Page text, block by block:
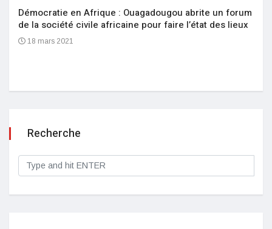
Démocratie en Afrique : Ouagadougou abrite un forum
de la société civile africaine pour faire l’état des lieux
18 mars 2021
Recherche